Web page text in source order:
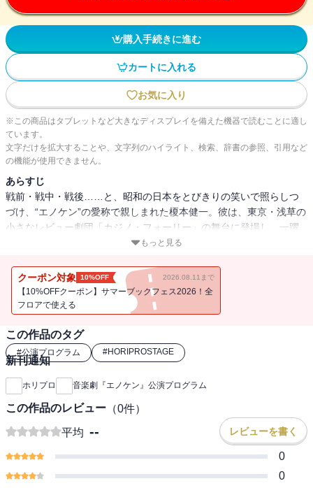
購入手続きに進む
カートに入れる
お気に入り
※この商品はタブレットなど大きなディスプレイを備えた機器で読むことに適し
ています。
文字だけを拡大することや、文字列のハイライト、検索、辞書の参照、引用など
の機能が使用できません。
あらすじ
戦前・戦中・戦後……と、昭和の日本をとびきりの笑いで照らしつ
づけ、“エノケン”の愛称で親しまれた榎本健一。彼は、東京・浅草の
小さなレビュー劇団「カジノ・フォーリー」の舞台に登場し、一躍
注目されると、わずか数年ののちに、座員150名、オーケストラ25名
座長となった。当時流行していたジャズと、スピーディーでナンセ
ンスなギャグにあふれたその舞台は、エノケンの天賦の感性と体
技、音楽性なくしては実現できない、まったく新しい喜劇だった。
気者となった。
晩年は病魔におそわれるなど、過酷な現実に直面したが、不自由な
身体をおして舞台に立ち、映画やテレビにも出演。また、後進の育
成にも励み、喜劇に対する情熱は絶えることがなかった。人生のす
べてを喜劇に捧げ、「日本の喜劇王」と謳われたエノケン。そし
て、彼を愛し、支えつづけた、家族や仲間、ライバルたち……。
エノケンの波乱の人生を又吉直樹が新作戯曲として書下ろし、市村
正親が主演する新作舞台。温かい笑いと涙に包まれたエンターテイ
もっと見る
クーポン対象 10%OFF 2026.08.11まで
【10%OFFクーポン】サマーブックフェス2026！全
フロアで使える
この作品のタグ
#公演プログラム #HORIPROSTAGE
新刊通知
ホリプロ 音楽劇『エノケン』公演プログラム
この作品のレビュー （0件）
平均 -- レビューを書く
0
0